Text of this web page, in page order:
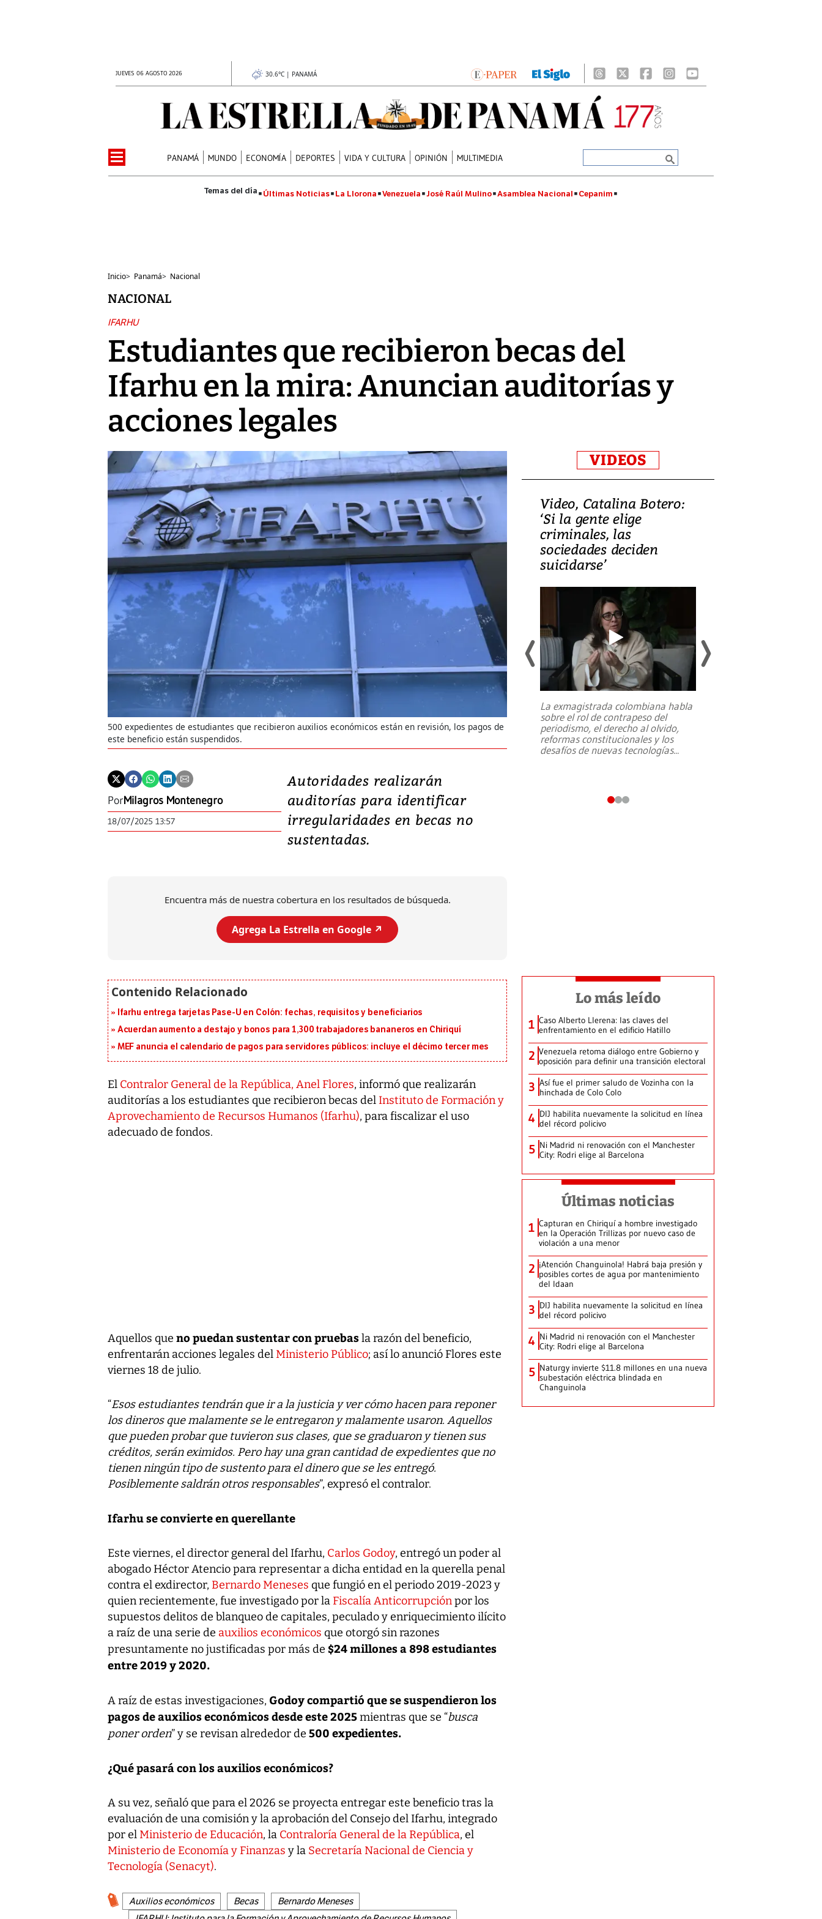
JUEVES 06 AGOSTO 2026 30.6°C | PANAMÁ
PANAMÁ MUNDO ECONOMÍA DEPORTES VIDA Y CULTURA OPINIÓN MULTIMEDIA
Últimas Noticias La Llorona Venezuela José Raúl Mulino Asamblea Nacional Cepanim
Inicio> Panamá> Nacional
NACIONAL
IFARHU
Estudiantes que recibieron becas del
Ifarhu en la mira: Anuncian auditorías y
acciones legales
500 expedientes de estudiantes que recibieron auxilios económicos están en revisión, los pagos de
este beneficio están suspendidos.
PorMilagros Montenegro
18/07/2025 13:57
Autoridades realizarán
auditorías para identificar
irregularidades en becas no
sustentadas.
Encuentra más de nuestra cobertura en los resultados de búsqueda.
Agrega La Estrella en Google ↗️
Ifarhu entrega tarjetas Pase-U en Colón: fechas, requisitos y beneficiarios
Acuerdan aumento a destajo y bonos para 1,300 trabajadores bananeros en Chiriquí
MEF anuncia el calendario de pagos para servidores públicos: incluye el décimo tercer mes
El Contralor General de la República, Anel Flores, informó que realizarán
auditorías a los estudiantes que recibieron becas delInstituto de Formación y
Aprovechamiento de Recursos Humanos (Ifarhu), para fiscalizar el uso
adecuado de fondos.
Aquellos que no puedan sustentar con pruebasla razón del beneficio,
enfrentarán acciones legales delMinisterio Público; así lo anunció Flores este
viernes 18 de julio.
“Esos estudiantes tendrán que ir a la justicia y ver cómo hacen para reponer
los dineros que malamente se le entregaron y malamente usaron. Aquellos
que pueden probar que tuvieron sus clases, que se graduaron y tienen sus
créditos, serán eximidos. Pero hay una gran cantidad de expedientes que no
tienen ningún tipo de sustento para el dinero que se les entregó.
Posiblemente saldrán otros responsables”, expresó el contralor.
Ifarhu se convierte en querellante
Este viernes, el director general del Ifarhu, Carlos Godoy, entregó un poder al
abogado Héctor Atencio para representar a dicha entidad en la querella penal
contra el exdirector, Bernardo Meneses que fungió en el periodo 2019-2023 y
quien recientemente, fue investigado por laFiscalía Anticorrupciónpor los
supuestos delitos de blanqueo de capitales, peculado y enriquecimiento ilícito
a raíz de una serie de auxilios económicos que otorgó sin razones
presuntamente no justificadas por más de $24 millones a 898 estudiantes
entre 2019 y 2020.
A raíz de estas investigaciones, Godoy compartió que se suspendieron los
pagos de auxilios económicos desde este 2025mientras que se “busca
poner orden” y se revisan alrededor de 500 expedientes.
¿Qué pasará con los auxilios económicos?
A su vez, señaló que para el 2026 se proyecta entregar este beneficio tras la
evaluación de una comisión y la aprobación del Consejo del Ifarhu, integrado
por elMinisterio de Educación, la Contraloría General de la República, el
Ministerio de Economía y Finanzas y la Secretaría Nacional de Ciencia y
Tecnología (Senacyt).
Auxilios económicos Becas
Bernardo Meneses
VIDEOS
Video, Japón: Terremoto
deja heridos y graves
daños en Kumamoto
Un fuerte terremoto de magnitud
7,1 se registró este martes 28 de
julio en la prefectura de Kumamoto,
al sur de Japón, provocando una
emergencia de gran...
Video, Catalina Botero:
‘Si la gente elige
criminales, las
sociedades deciden
suicidarse’
La exmagistrada colombiana habla
sobre el rol de contrapeso del
periodismo, el derecho al olvido,
reformas constitucionales y los
desafíos de nuevas tecnologías...
Lo más leído
1 Caso Alberto Llerena: las claves del
enfrentamiento en el edificio Hatillo
2 Venezuela retoma diálogo entre Gobierno y
oposición para definir una transición electoral
3 Así fue el primer saludo de Vozinha con la
hinchada de Colo Colo
4 DIJ habilita nuevamente la solicitud en línea
del récord policivo
5 Ni Madrid ni renovación con el Manchester
City: Rodri elige al Barcelona
Últimas noticias
1 Capturan en Chiriquí a hombre investigado
en la Operación Trillizas por nuevo caso de
violación a una menor
2 ¡Atención Changuinola! Habrá baja presión y
posibles cortes de agua por mantenimiento
del Idaan
3 DIJ habilita nuevamente la solicitud en línea
del récord policivo
4 Ni Madrid ni renovación con el Manchester
City: Rodri elige al Barcelona
5 Naturgy invierte $11.8 millones en una nueva
subestación eléctrica blindada en
Changuinola